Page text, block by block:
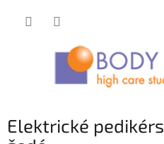
Elektrické